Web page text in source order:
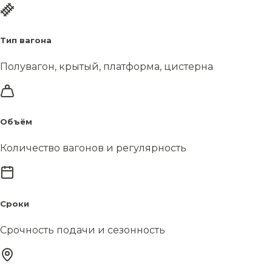
Тип вагона
Полувагон, крытый, платформа, цистерна
Объём
Количество вагонов и регулярность
Сроки
Срочность подачи и сезонность